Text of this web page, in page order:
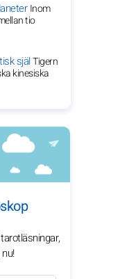
Inom
tio
själTigern
kinesiska